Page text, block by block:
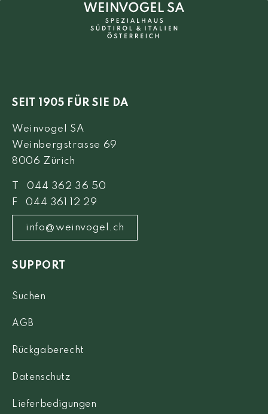
SEIT 1905 FÜR SIE DA
Weinvogel SA
Weinbergstrasse 69
8006 Zürich
T 044 362 36 50
F 044 361 12 29
info@weinvogel.ch
SUPPORT
Suchen
AGB
Rückgaberecht
Datenschutz
Lieferbedigungen